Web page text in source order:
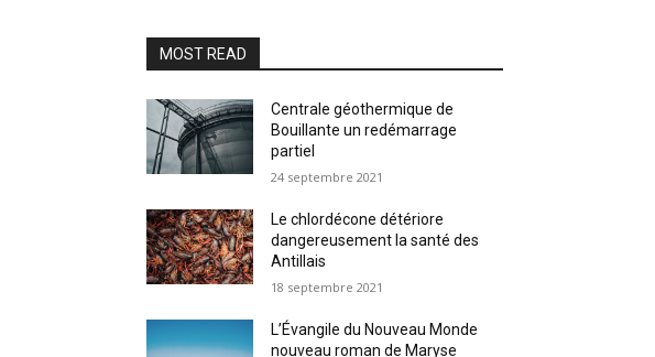
MOST READ
Centrale géothermique de
Bouillante un redémarrage
partiel
24 septembre 2021
Le chlordécone détériore
dangereusement la santé des
Antillais
18 septembre 2021
L’Évangile du Nouveau Monde
nouveau roman de Maryse